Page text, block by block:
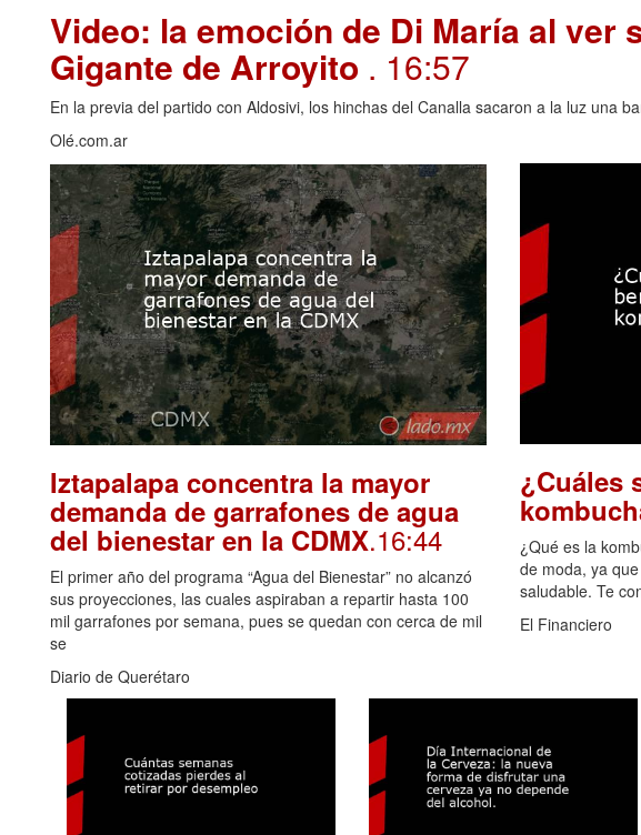
Video: la emoción de Di María al ver
Gigante de Arroyito . 16:57
En la previa del partido con Aldosivi, los hinchas del Canalla sacaron a la luz una
Olé.com.ar
Iztapalapa concentra la mayor
demanda de garrafones de agua
del bienestar en la CDMX.16:44
El primer año del programa “Agua del Bienestar” no alcanzó
sus proyecciones, las cuales aspiraban a repartir hasta 100
mil garrafones por semana, pues se quedan con cerca de mil
se
Diario de Querétaro
¿Cuáles
¿Qué es la
de moda, ya
saludable. Te
El Financiero